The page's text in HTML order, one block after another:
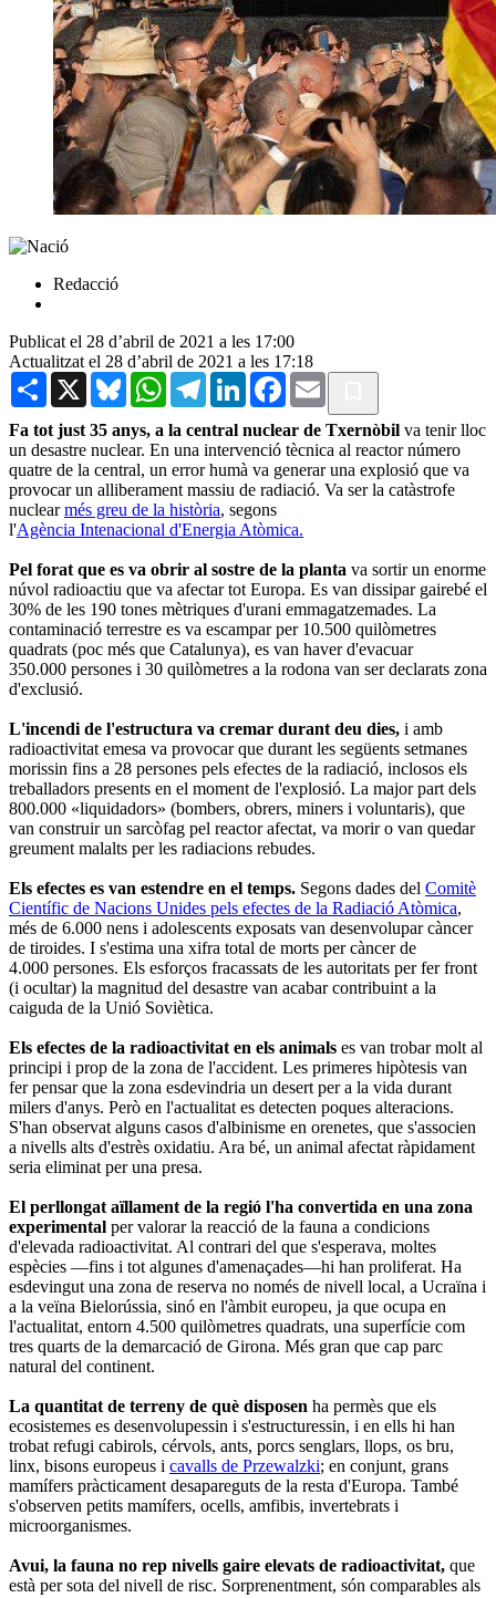
Redacció
Publicat el 28 d’abril de 2021 a les 17:00
Actualitzat el 28 d’abril de 2021 a les 17:18
Share X BlueskyWhatsAppTelegramLinkedInFacebook
Email
Fa tot just 35 anys, a la central nuclear de Txernòbil va tenir lloc
un desastre nuclear. En una intervenció tècnica al reactor número
quatre de la central, un error humà va generar una explosió que va
provocar un alliberament massiu de radiació. Va ser la catàstrofe
nuclearmés greu de la història, segons
l'Agència Intenacional d'Energia Atòmica.
Pel forat que es va obrir al sostre de la planta va sortir un enorme
núvol radioactiu que va afectar tot Europa. Es van dissipar gairebé el
30% de les 190 tones mètriques d'urani emmagatzemades. La
contaminació terrestre es va escampar per 10.500 quilòmetres
quadrats (poc més que Catalunya), es van haver d'evacuar
350.000 persones i 30 quilòmetres a la rodona van ser declarats zona
d'exclusió.
L'incendi de l'estructura va cremar durant deu dies, i amb
radioactivitat emesa va provocar que durant les següents setmanes
morissin fins a 28 persones pels efectes de la radiació, inclosos els
treballadors presents en el moment de l'explosió. La major part dels
800.000 «liquidadors» (bombers, obrers, miners i voluntaris), que
van construir un sarcòfag pel reactor afectat, va morir o van quedar
greument malalts per les radiacions rebudes.
Els efectes es van estendre en el temps. Segons dades del Comitè
Científic de Nacions Unides pels efectes de la Radiació Atòmica,
més de 6.000 nens i adolescents exposats van desenvolupar càncer
de tiroides. I s'estima una xifra total de morts per càncer de
4.000 persones. Els esforços fracassats de les autoritats per fer front
(i ocultar) la magnitud del desastre van acabar contribuint a la
caiguda de la Unió Soviètica.
Els efectes de la radioactivitat en els animals es van trobar molt al
principi i prop de la zona de l'accident. Les primeres hipòtesis van
fer pensar que la zona esdevindria un desert per a la vida durant
milers d'anys. Però en l'actualitat es detecten poques alteracions.
S'han observat alguns casos d'albinisme en orenetes, que s'associen
a nivells alts d'estrès oxidatiu. Ara bé, un animal afectat ràpidament
seria eliminat per una presa.
El perllongat aïllament de la regió l'ha convertida en una zona
experimental per valorar la reacció de la fauna a condicions
d'elevada radioactivitat. Al contrari del que s'esperava, moltes
espècies —fins i tot algunes d'amenaçades—hi han proliferat. Ha
esdevingut una zona de reserva no només de nivell local, a Ucraïna i
a la veïna Bielorússia, sinó en l'àmbit europeu, ja que ocupa en
l'actualitat, entorn 4.500 quilòmetres quadrats, una superfície com
tres quarts de la demarcació de Girona. Més gran que cap parc
natural del continent.
La quantitat de terreny de què disposen ha permès que els
ecosistemes es desenvolupessin i s'estructuressin, i en ells hi han
trobat refugi cabirols, cérvols, ants, porcs senglars, llops, os bru,
linx, bisons europeus i cavalls de Przewalzki; en conjunt, grans
mamífers pràcticament desapareguts de la resta d'Europa. També
s'observen petits mamífers, ocells, amfibis, invertebrats i
microorganismes.
Avui, la fauna no rep nivells gaire elevats de radioactivitat, que
està per sota del nivell de risc. Sorprenentment, són comparables als